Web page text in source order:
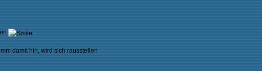
damit hin, wird sich rausstellen